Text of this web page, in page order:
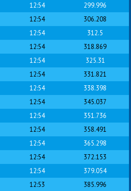
12:54
299.996
12:54
306.208
12:54
312.5
12:54
318.869
12:54
325.31
12:54
331.821
12:54
338.398
12:54
345.037
12:54
351.736
12:54
358.491
12:54
365.298
12:54
372.153
12:54
379.054
12:53 385.996